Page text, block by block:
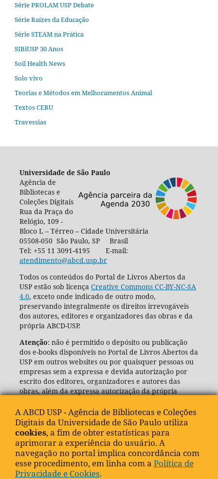
Série PROLAM USP Debate
Série Raízes da Educação
Série STEAM na Prática
SIBiUSP 30 Anos
Soil Health News
Solo vivo
Teorias e Métodos em Melhoramentos Animal
Textos CERU
Travessias
Universidade de São Paulo
Agência de
Bibliotecas e
Coleções Digitais
Rua da Praça do
Relógio, 109 -
Bloco L – Térreo – Cidade Universitária
05508-050 São Paulo, SP Brasil
Tel: +55 11 3091-4195 E-mail:
atendimento@abcd.usp.br
Todos os conteúdos do Portal de Livros Abertos da
USP estão sob licença Creative Commons CC-BY-NC-SA
4.0, exceto onde indicado de outro modo,
preservando integralmente os direitos irrevogáveis
dos autores, editores e organizadores das obras e da
própria ABCD-USP.
Atenção: não é permitido o depósito ou publicação
dos e-books disponíveis no Portal de Livros Abertos da
USP em outros websites ou por quaisquer pessoas ou
empresas sem a expressa e devida autorização por
escrito dos editores, organizadores e autores das
obras, além da expressa autorização da própria
(ABCD-USP).
A ABCD USP - Agência de Bibliotecas e Coleções
Digitais da Universidade de São Paulo utiliza
cookies, a fim de obter estatísticas para
aprimorar a experiência do usuário. A
navegação no portal implica concordância com
esse procedimento, em linha com a Política de
Privacidade e Cookies.